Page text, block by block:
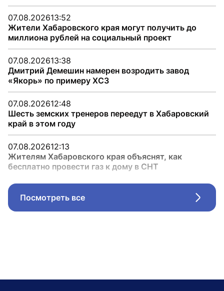
07.08.202613:52
Жители Хабаровского края могут получить до
миллиона рублей на социальный проект
07.08.202613:38
Дмитрий Демешин намерен возродить завод
«Якорь» по примеру ХСЗ
07.08.202612:48
Шесть земских тренеров переедут в Хабаровский
край в этом году
07.08.202612:13
Жителям Хабаровского края объяснят, как
бесплатно провести газ к дому в СНТ
Посмотреть все